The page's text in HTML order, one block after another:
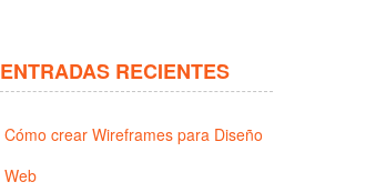
ENTRADAS RECIENTES
Cómo crear Wireframes para Diseño
Web